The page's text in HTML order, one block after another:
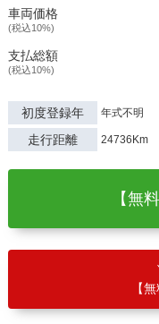
車両価格
(税込10%)
支払総額
(税込10%)
初度登録年 年式不明
走行距離 24736Km
【無
【